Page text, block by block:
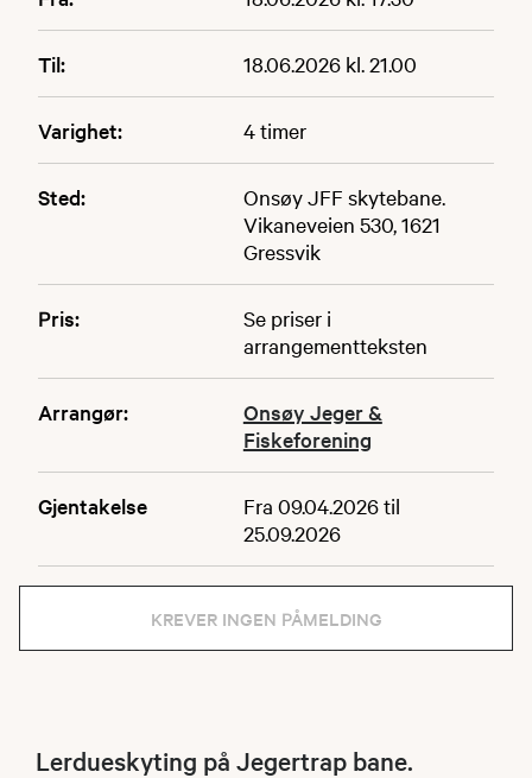
Til: 18.06.2026 kl. 21.00
Varighet: 4 timer
Sted:
Onsøy JFF skytebane.
Vikaneveien 530, 1621
Gressvik
Pris:
Se priser i
arrangementteksten
Arrangør:
Onsøy Jeger &
Fiskeforening
Gjentakelse
Fra 09.04.2026 til
25.09.2026
KREVER INGEN PÅMELDING
Lerdueskyting på Jegertrap bane.